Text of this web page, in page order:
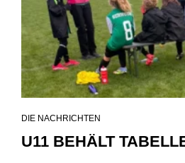
DIE NACHRICHTEN
U11 BEHÄLT